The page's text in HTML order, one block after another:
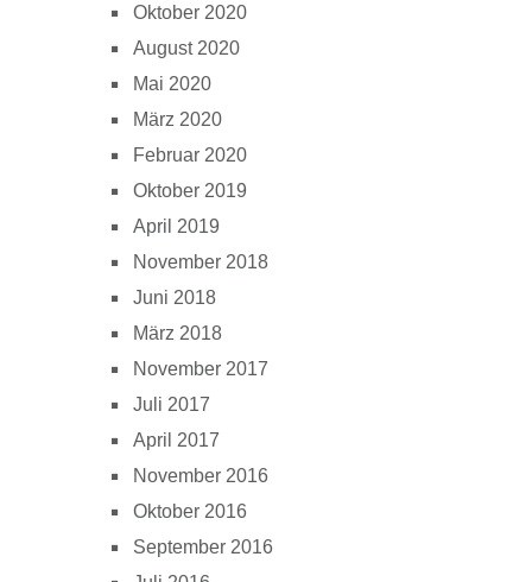
Oktober 2020
August 2020
Mai 2020
März 2020
Februar 2020
Oktober 2019
April 2019
November 2018
Juni 2018
März 2018
November 2017
Juli 2017
April 2017
November 2016
Oktober 2016
September 2016